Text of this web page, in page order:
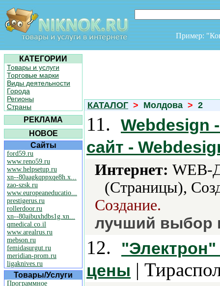
Пример:
КАТЕГОРИИ
Товары и услуги
Торговые марки
Виды деятельности
Города
Регионы
Страны
РЕКЛАМА
НОВОЕ
Сайты
ford59.ru
www.reno59.ru
www.helpsetup.ru
xn--80aagkqppxqe8h.x...
zao-szsk.ru
www.europeaneducatio...
prestigerus.ru
rollerdoor.ru
xn--80aibuxhdbs1g.xn...
qmedical.co.il
www.arealrus.ru
mebson.ru
femidasurgut.ru
meridian-prom.ru
ligaknives.ru
Товары/Услуги
Программное
КАТАЛОГ > Молдова > 2
11.
Webdesign
сайт -
Интернет: WEB-
(Страницы),
Создание.
лучший выбор
12.
"Электрон"
цены |